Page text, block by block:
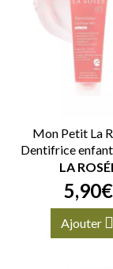
Mon Petit La
Dentifrice
LA
5,90€
Ajouter